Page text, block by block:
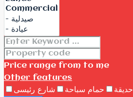
Price range from to me
Other features
حديقة حمام سباحة
شارع رئيسى